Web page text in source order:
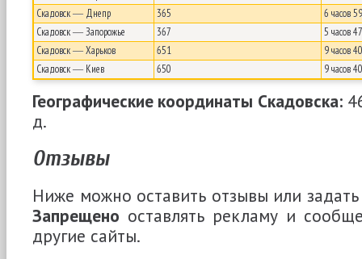
Скадовск ― Днепр
365
6 часов
Скадовск ― Запорожье
367
5 часов
Скадовск ― Харьков
651
9 часов
Скадовск ― Киев
650 9 часов
Географические координаты Скадовска:
д.
Отзывы
Ниже можно оставить отзывы или
Запрещено оставлять рекламу и
другие сайты.